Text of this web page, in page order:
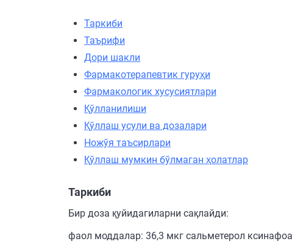
Таркиби
Таърифи
Дори шакли
Фармакотерапевтик гуруҳи
Фармакологик хусусиятлари
Қўлланилиши
Қўллаш усули ва дозалари
Ножўя таъсирлари
Қўллаш мумкин бўлмаган ҳолатлар
Таркиби
Бир доза қуйидагиларни сақлайди:
фаол моддалар: 36,3 мкг сальметерол